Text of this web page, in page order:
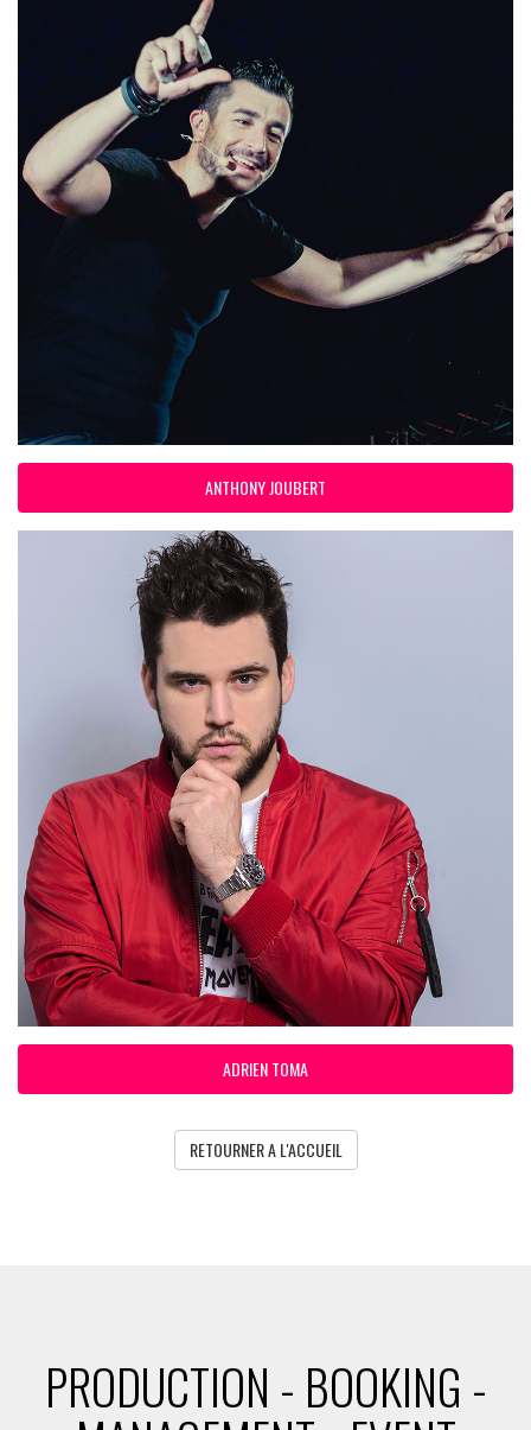
ANTHONY JOUBERT
ADRIEN TOMA
RETOURNER A L'ACCUEIL
PRODUCTION - BOOKING -